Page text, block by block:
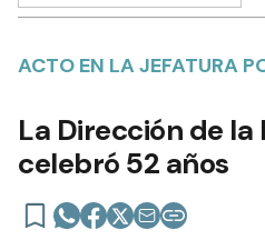
ACTO EN LA JEFATURA
La Dirección de
celebró 52 años